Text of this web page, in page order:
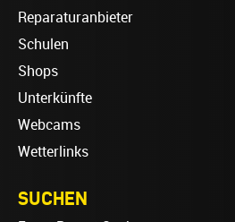
Reparaturanbieter
Schulen
Shops
Unterkünfte
Webcams
Wetterlinks
SUCHEN